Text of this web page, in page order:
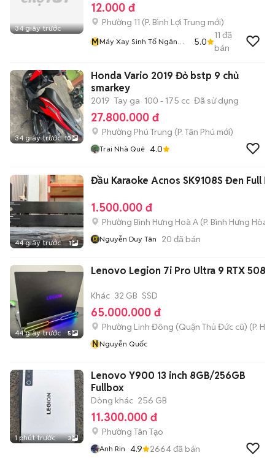
34 giây trước
12.000 đ
Phường 11 (P. Bình Lợi Trung mới)
MMáy Xay Sinh Tố Ngân
5.0
11 đã
bán
34 giây trước 10
Honda Vario 2019 Đỏ bstp 9 chủ
smarkey
2019 Tay ga 100 - 175 cc Đã sử dụng
27.800.000 đ
Phường Phú Trung (P. Tân Phú mới)
Trai Nhà Quê 4.0
44 giây trước 1
Đầu Karaoke Acnos SK9108S Đen Full
1.500.000 đ
Phường Bình Hưng Hoà A (P. Bình Hưng Hòa
Nguyễn Duy Tân 20 đã bán
44 giây trước 5
Lenovo Legion 7i Pro Ultra 9 RTX 5080
Khác 32 GB SSD
65.000.000 đ
Phường Linh Đông (Quận Thủ Đức cũ) (P.
NNguyễn Quốc
1 phút trước 3
Lenovo Y900 13 inch 8GB/256GB
Fullbox
Dòng khác 256 GB
11.300.000 đ
Phường Tân Tạo
Anh Rin 4.9 2664đã bán